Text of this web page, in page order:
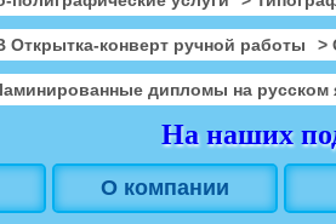
конверт ручной работы >
дипломы на русском
На наших
О компании